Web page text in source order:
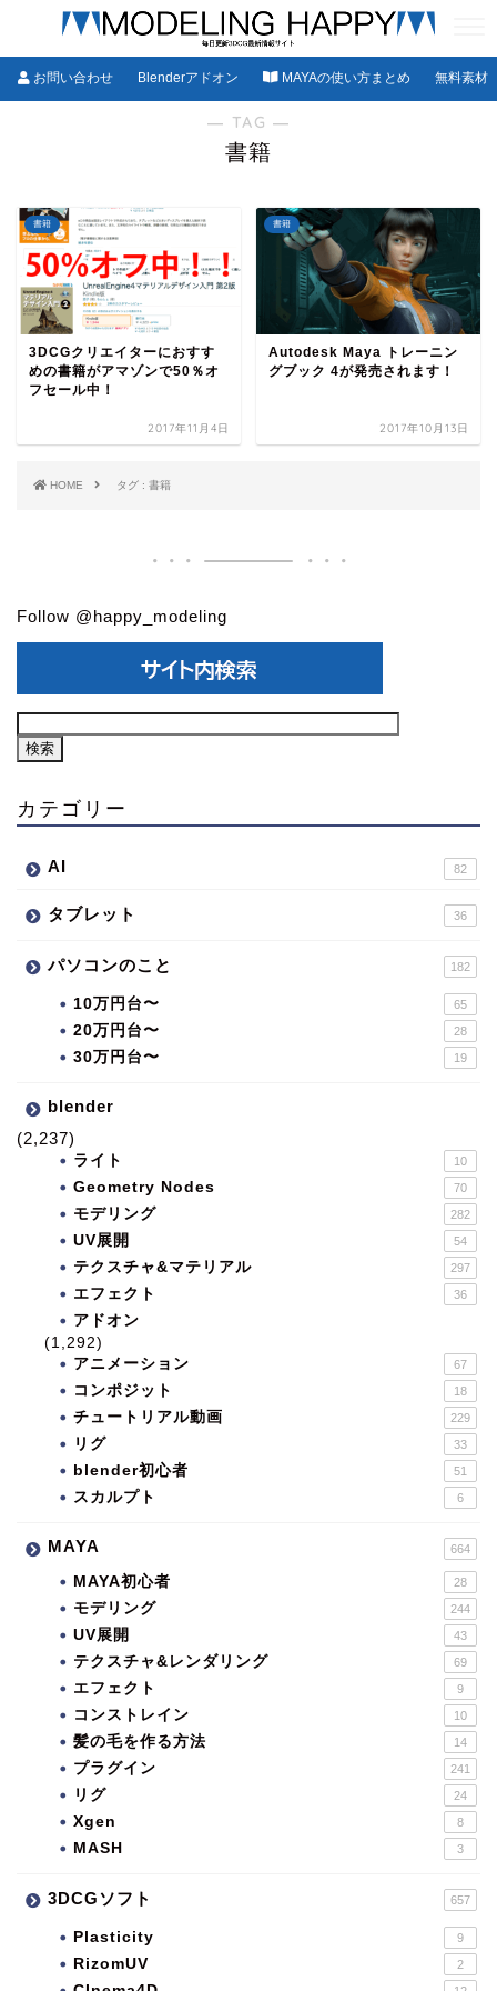
お問い合わせ Blenderアドオン MAYAの使い方まとめ 無料素材
― TAG ―
書籍
書籍
3DCGクリエイターにおすす
めの書籍がアマゾンで50％オ
フセール中！
2017年11月4日
書籍
Autodesk Maya トレーニン
グブック 4が発売されます！
2017年10月13日
HOME タグ : 書籍
Follow @happy_modeling
カテゴリー
AI 82
タブレット 36
パソコンのこと 182
10万円台〜 65
20万円台〜 28
30万円台〜 19
blender
(2,237)
ライト 10
Geometry Nodes 70
モデリング 282
UV展開 54
テクスチャ&マテリアル 297
エフェクト 36
アドオン
(1,292)
アニメーション
67
コンポジット 18
チュートリアル動画 229
リグ 33
blender初心者 51
スカルプト 6
MAYA 664
MAYA初心者 28
モデリング 244
UV展開 43
テクスチャ&レンダリング 69
エフェクト 9
コンストレイン 10
髪の毛を作る方法 14
プラグイン 241
リグ 24
Xgen 8
MASH 3
3DCGソフト 657
Plasticity 9
RizomUV 2